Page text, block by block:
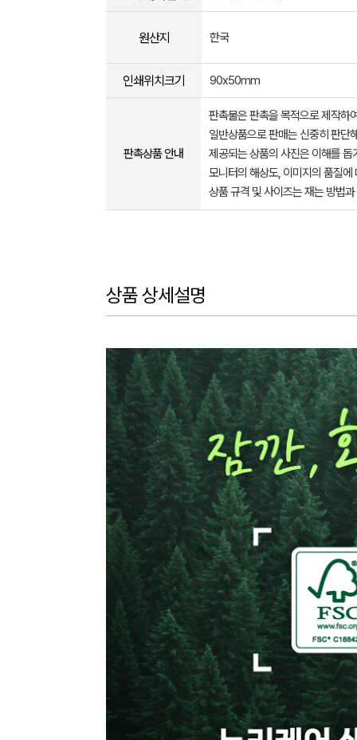
원산지 한국
인쇄위치크기 90x50mm
판촉상품 안내
판촉물은 판촉을 목적으로 제작하
일반상품으로 판매는 신중히 판단
제공되는 상품의 사진은 이해를
모니터의 해상도, 이미지의 품질
상품 규격 및 사이즈는 재는 방법
상품 상세설명